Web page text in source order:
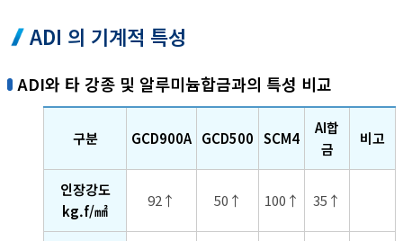
ADI 의 기계적 특성
ADI와 타 강종 및 알루미늄합금과의 특성 비교
구분 GCD900A GCD500 SCM4
AI합
금
비고
인장강도
kg.f/㎟
92↑ 50↑ 100↑ 35↑